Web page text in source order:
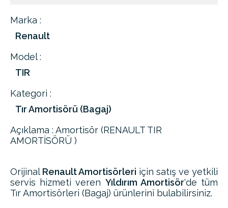
Marka :
Renault
Model :
TIR
Kategori :
Tır Amortisörü (Bagaj)
Açıklama : Amortisör (RENAULT TIR
AMORTİSÖRÜ )
Orijinal Renault Amortisörleri için satış ve yetkili
servis hizmeti veren Yıldırım Amortisör'de tüm
Tır Amortisörleri (Bagaj) ürünlerini bulabilirsiniz.